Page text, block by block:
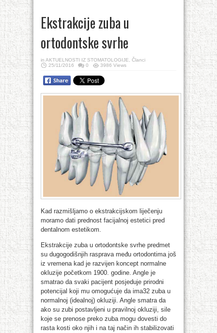
Ekstrakcije zuba u
ortodontske svrhe
in AKTUELNOSTI IZ STOMATOLOGIJE
Članci
25/11/2016
0 3986 Views
Kad razmišljamo o ekstrakcijskom liječenju
moramo dati prednost facijalnoj estetici pred
dentalnom estetikom.
Ekstrakcije zuba u ortodontske svrhe predmet
su dugogodišnjih rasprava među ortodontima još
iz vremena kad je razvijen koncept normalne
okluzije početkom 1900. godine. Angle je
smatrao da svaki pacijent posjeduje prirodni
potencijal koji mu omogućuje da ima32 zuba u
normalnoj (idealnoj) okluziji. Angle smatra da
ako su zubi postavljeni u pravilnoj okluziji, sile
koje se prenose preko zuba mogu dovesti do
rasta kosti oko njih i na taj način ih stabilizovati